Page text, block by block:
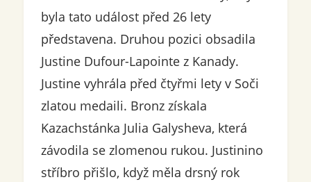
byla tato událost před 26 lety
představena. Druhou pozici obsadila
Justine Dufour-Lapointe z Kanady.
Justine vyhrála před čtyřmi lety v Soči
zlatou medaili. Bronz získala
Kazachstánka Julia Galysheva, která
závodila se zlomenou rukou. Justinino
stříbro přišlo, když měla drsný rok